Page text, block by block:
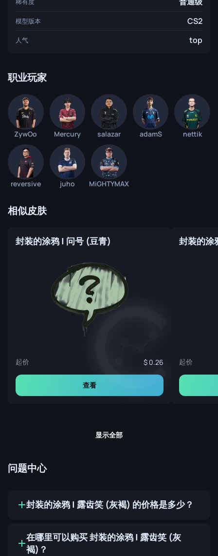
模型版本 CS2
人气 top
职业玩家
ZywOo Mercury salazar adamS nettik
reversive juho MiGHTYMAX
相似皮肤
封装的涂鸦 | 问号 (豆青)
起价 0.26
查看
起价
显示全部
问题中心
封装的涂鸦 | 露齿笑 (灰褐) 的价格是多少？
在哪里可以购买 封装的涂鸦 | 露齿笑 (灰
褐)？